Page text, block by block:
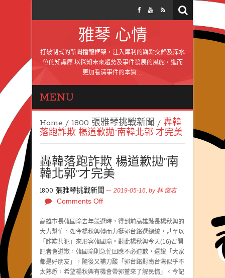
雅琴 心情
打破制式的新聞播報框架，注入犀利的觀點交鋒及深水
位的知識庫 以探知未來趨勢及事件發展的風舵，進而
更加看清事件的本質…
MENU
Home / 1800 張雅琴挑戰新聞 / 轟韓
落跑詐欺 楊道歉拋”南韓北郭”才完美
轟韓落跑詐欺 楊道歉拋”南
韓北郭”才完美
1800 張雅琴挑戰新聞 2019-05-16, by 林 俊志
Comments Off
高雄市長韓國瑜去年競選時，得到前高雄縣長楊秋興的
大力幫忙，如今楊秋興轉而力挺郭台銘選總統，甚至以
「詐欺共犯」來形容韓國瑜。對此楊秋興今天(16)召開
記者會道歉，韓國瑜則急忙回應不必道歉，還說「大家
都是好朋友」，隨後又補刀酸「郭台銘對南台灣似乎不
太熟悉，希望楊秋興有機會帶郭董來了解民情」。今記